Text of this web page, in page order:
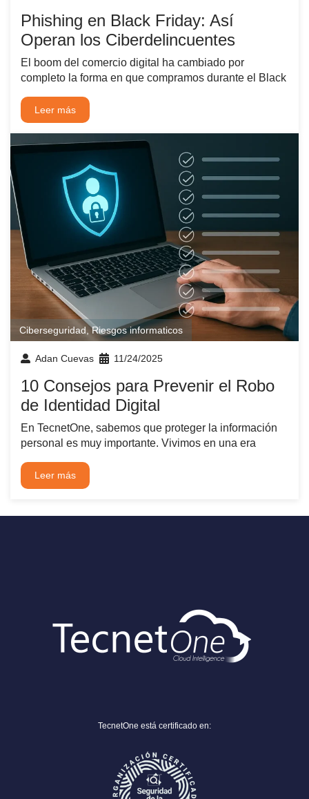
Phishing en Black Friday: Así
Operan los Ciberdelincuentes
El boom del comercio digital ha cambiado por
completo la forma en que compramos durante el Black
Leer más
Ciberseguridad,Riesgos informaticos
Adan Cuevas 11/24/2025
10 Consejos para Prevenir el Robo
de Identidad Digital
En TecnetOne, sabemos que proteger la información
personal es muy importante. Vivimos en una era
Leer más
TecnetOne está certificado en: